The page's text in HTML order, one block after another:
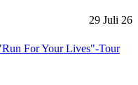
29 Juli 26